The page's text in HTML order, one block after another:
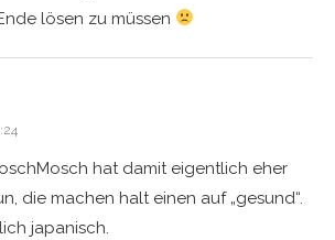
lösen zu müssen
hat damit eigentlich eher
die machen halt einen auf „gesund“.
japanisch.